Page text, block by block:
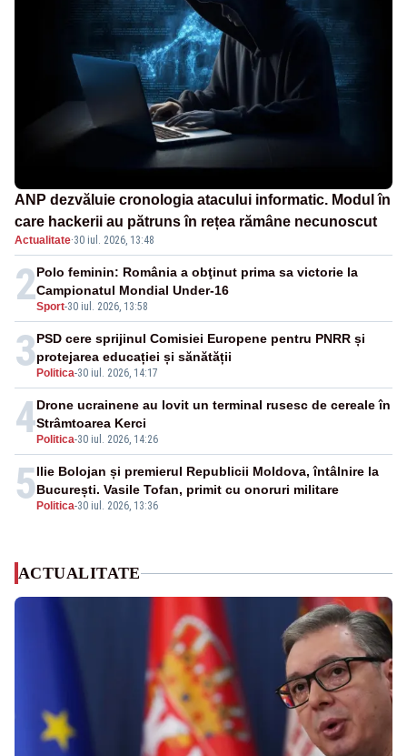
ANP dezvăluie cronologia atacului informatic. Modul în
care hackerii au pătruns în rețea rămâne necunoscut
Actualitate·30 iul. 2026, 13:48
2Sport-30 iul. 2026, 13:58
Polo feminin: România a obţinut prima sa victorie la
Campionatul Mondial Under-16
3 Politica-30 iul. 2026, 14:17
PSD cere sprijinul Comisiei Europene pentru PNRR și
protejarea educației și sănătății
4 Politica-30 iul. 2026, 14:26
Drone ucrainene au lovit un terminal rusesc de cereale în
Strâmtoarea Kerci
5 Politica-30 iul. 2026, 13:36
Ilie Bolojan și premierul Republicii Moldova, întâlnire la
București. Vasile Tofan, primit cu onoruri militare
ACTUALITATE